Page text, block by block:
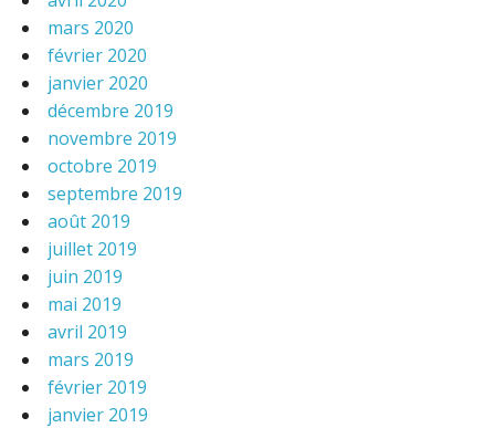
mars 2020
février 2020
janvier 2020
décembre 2019
novembre 2019
octobre 2019
septembre 2019
août 2019
juillet 2019
juin 2019
mai 2019
avril 2019
mars 2019
février 2019
janvier 2019